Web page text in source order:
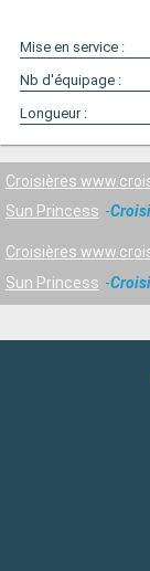
Mise en service :
Nb d'équipage :
Longueur :
Croisières
Sun Princess
Croisières
Sun Princess